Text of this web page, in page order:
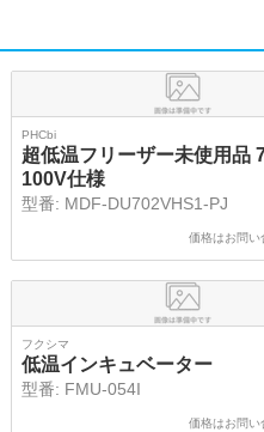
PHCbi
超低温フリーザー未使用品
100V仕様
型番: MDF-DU702VHS1-PJ
価格はお問い
フクシマ
低温インキュベーター
型番: FMU-054I
価格はお問い